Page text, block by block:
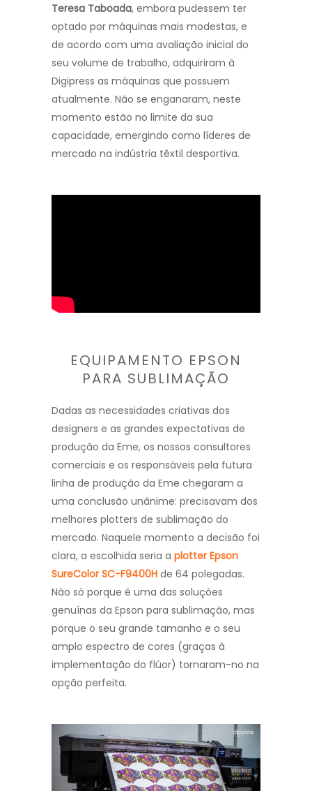
Teresa Taboada, embora pudessem ter
optado por máquinas mais modestas, e
de acordo com uma avaliação inicial do
seu volume de trabalho, adquiriram à
Digipress as máquinas que possuem
atualmente. Não se enganaram, neste
momento estão no limite da sua
capacidade, emergindo como líderes de
mercado na indústria têxtil desportiva.
EQUIPAMENTO EPSON
PARA SUBLIMAÇÃO
Dadas as necessidades criativas dos
designers e as grandes expectativas de
produção da Eme, os nossos consultores
comerciais e os responsáveis ​​pela futura
linha de produção da Eme chegaram a
uma conclusão unânime: precisavam dos
melhores plotters de sublimação do
mercado. Naquele momento a decisão foi
clara, a escolhida seria a plotter Epson
SureColor SC-F9400H de 64 polegadas.
Não só porque é uma das soluções
genuínas da Epson para sublimação, mas
porque o seu grande tamanho e o seu
amplo espectro de cores (graças à
implementação do flúor) tornaram-no na
opção perfeita.